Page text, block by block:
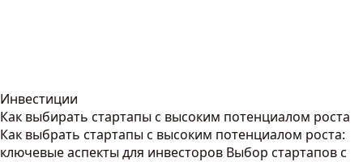
Инвестиции
Как выбирать стартапы с высоким потенциалом роста
Как выбрать стартапы с высоким потенциалом роста:
ключевые аспекты для инвесторов Выбор стартапов с